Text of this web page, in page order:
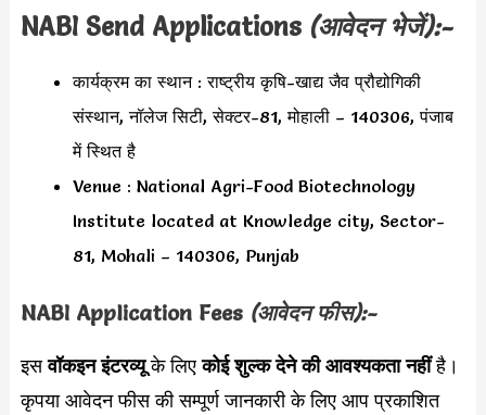
NABI Send Applications (आवेदन भेजें):-
कार्यक्रम का स्थान : राष्ट्रीय कृषि-खाद्य जैव प्रौद्योगिकी
संस्थान, नॉलेज सिटी, सेक्टर-81, मोहाली – 140306, पंजाब
में स्थित है
Venue : National Agri-Food Biotechnology
Institute located at Knowledge city, Sector-
81, Mohali – 140306, Punjab
NABI Application Fees (आवेदन फीस):-
इसवॉकइन इंटरव्यूके लिएकोई शुल्क देने की आवश्यकता नहींहै।
कृपया आवेदन फीस की सम्पूर्ण जानकारी के लिए आप प्रकाशित